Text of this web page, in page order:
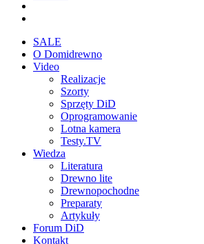
SALE
O Domidrewno
Video
Realizacje
Szorty
Sprzęty DiD
Oprogramowanie
Lotna kamera
Testy.TV
Wiedza
Literatura
Drewno lite
Drewnopochodne
Preparaty
Artykuły
Forum DiD
Kontakt